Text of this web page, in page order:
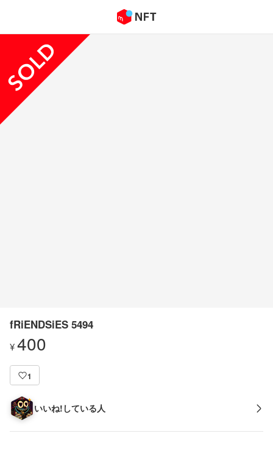
fRiENDSiES 5494
¥400
1
いいね!している人